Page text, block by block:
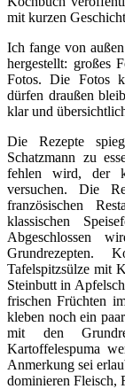
mit kurzen
Ich fange von
hergestellt: großes
Fotos. Die Fotos
dürfen draußen
klar und
Die Rezepte
Schatzmann zu
fehlen wird, der
versuchen. Die
französischen
klassischen
Abgeschlossen
Grundrezepten.
Tafelspitzsülze mit
Steinbutt in
frischen Früchten
kleben noch ein
mit den
Kartoffelespuma
Anmerkung sei
dominieren Fleisch,